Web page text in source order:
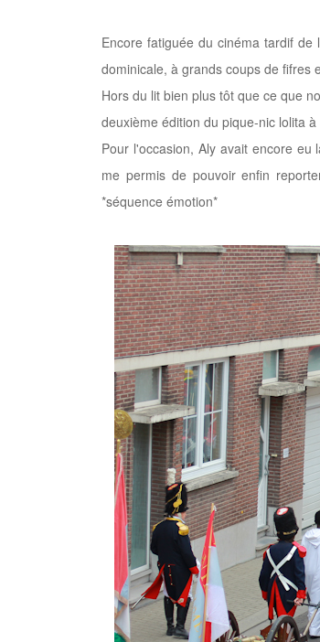
Encore fatiguée du cinéma tardif
dominicale, à grands coups de fifres
Hors du lit bien plus tôt que ce que
deuxième édition du pique-nic lolita
Pour l'occasion, Aly avait encore
me permis de pouvoir enfin
*séquence émotion*